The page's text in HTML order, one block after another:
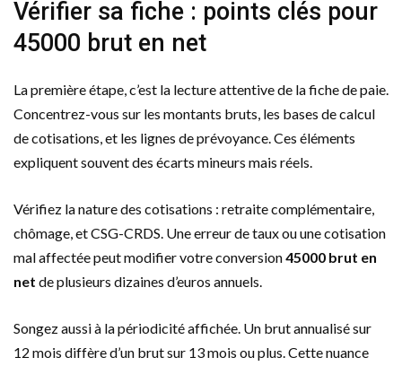
Vérifier sa fiche : points clés pour
45000 brut en net
La première étape, c’est la lecture attentive de la fiche de paie.
Concentrez-vous sur les montants bruts, les bases de calcul
de cotisations, et les lignes de prévoyance. Ces éléments
expliquent souvent des écarts mineurs mais réels.
Vérifiez la nature des cotisations : retraite complémentaire,
chômage, et CSG-CRDS. Une erreur de taux ou une cotisation
mal affectée peut modifier votre conversion45000 brut en
net de plusieurs dizaines d’euros annuels.
Songez aussi à la périodicité affichée. Un brut annualisé sur
12 mois diffère d’un brut sur 13 mois ou plus. Cette nuance